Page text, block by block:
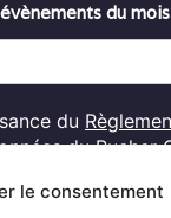
le consentement
du
du
du Rucher
de mes